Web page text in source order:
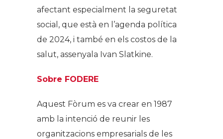
afectant especialment la seguretat
social, que està en l’agenda política
de 2024, i també en els costos de la
salut, assenyala Ivan Slatkine.
Sobre FODERE
Aquest Fòrum es va crear en 1987
amb la intenció de reunir les
organitzacions empresarials de les